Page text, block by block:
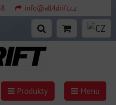
info@all4drift.cz
Produkty Menu